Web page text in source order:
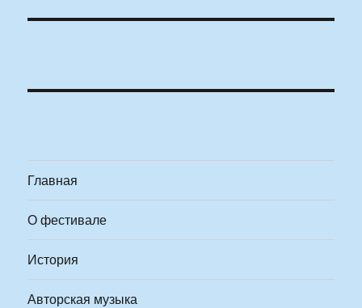
Главная
О фестивале
История
Авторская музыка